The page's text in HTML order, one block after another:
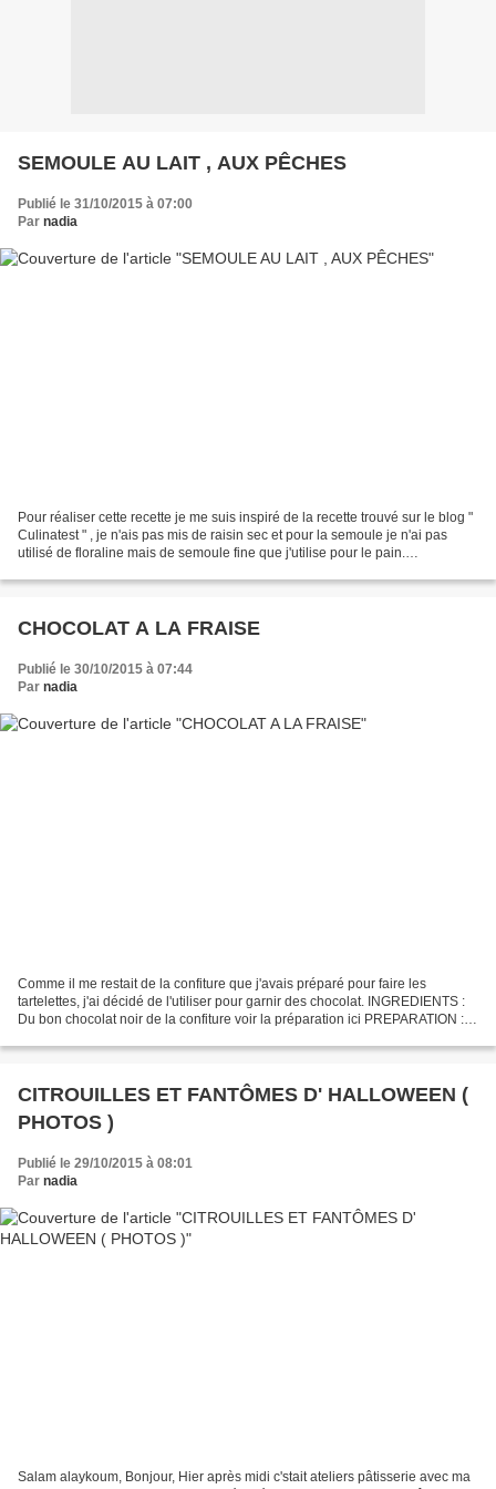
SEMOULE AU LAIT , AUX PÊCHES
Publié le 31/10/2015 à 07:00
Par nadia
Pour réaliser cette recette je me suis inspiré de la recette trouvé sur le blog "
Culinatest " , je n'ais pas mis de raisin sec et pour la semoule je n'ai pas
utilisé de floraline mais de semoule fine que j'utilise pour le pain.
CHOCOLAT A LA FRAISE
Publié le 30/10/2015 à 07:44
Par nadia
Comme il me restait de la confiture que j'avais préparé pour faire les
tartelettes, j'ai décidé de l'utiliser pour garnir des chocolat. INGREDIENTS :
Du bon chocolat noir de la confiture voir la préparation ici PREPARATION :
CITROUILLES ET FANTÔMES D' HALLOWEEN (
PHOTOS )
Publié le 29/10/2015 à 08:01
Par nadia
Salam alaykoum, Bonjour, Hier après midi c'stait ateliers pâtisserie avec ma